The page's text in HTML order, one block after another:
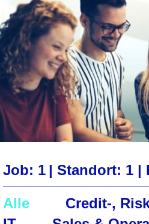
Job: 1 | Standort: 1 |
Alle Credit-,